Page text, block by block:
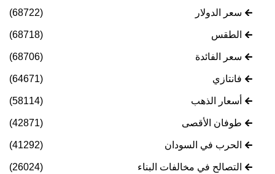
سعر الدولار (68722)
الطقس (68718)
سعر الفائدة (68706)
فانتازي (64671)
أسعار الذهب (58114)
طوفان الأقصى (42871)
الحرب في السودان (41292)
التصالح في مخالفات البناء (26024)